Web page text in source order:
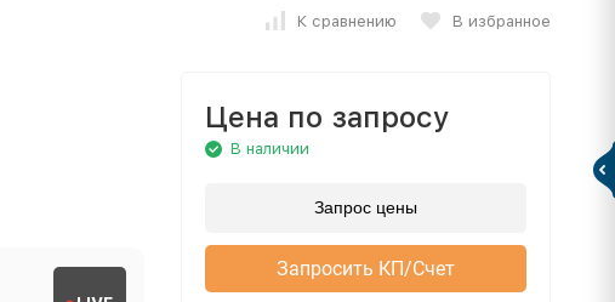
К сравнению В избранное
Цена по запросу
В наличии
Запрос цены
Запросить КП/Счет